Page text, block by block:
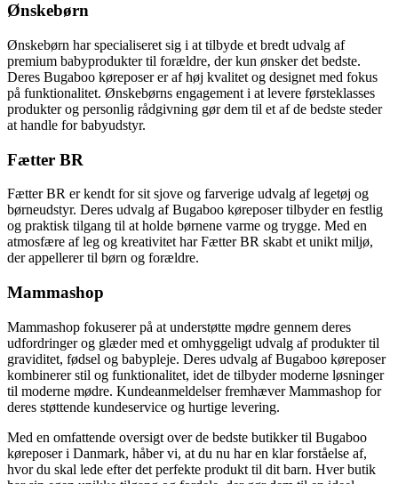
Ønskebørn
Ønskebørn har specialiseret sig i at tilbyde et bredt udvalg af
premium babyprodukter til forældre, der kun ønsker det bedste.
Deres Bugaboo køreposer er af høj kvalitet og designet med fokus
på funktionalitet. Ønskebørns engagement i at levere førsteklasses
produkter og personlig rådgivning gør dem til et af de bedste steder
at handle for babyudstyr.
Fætter BR
Fætter BR er kendt for sit sjove og farverige udvalg af legetøj og
børneudstyr. Deres udvalg af Bugaboo køreposer tilbyder en festlig
og praktisk tilgang til at holde børnene varme og trygge. Med en
atmosfære af leg og kreativitet har Fætter BR skabt et unikt miljø,
der appellerer til børn og forældre.
Mammashop
Mammashop fokuserer på at understøtte mødre gennem deres
udfordringer og glæder med et omhyggeligt udvalg af produkter til
graviditet, fødsel og babypleje. Deres udvalg af Bugaboo køreposer
kombinerer stil og funktionalitet, idet de tilbyder moderne løsninger
til moderne mødre. Kundeanmeldelser fremhæver Mammashop for
deres støttende kundeservice og hurtige levering.
Med en omfattende oversigt over de bedste butikker til Bugaboo
køreposer i Danmark, håber vi, at du nu har en klar forståelse af,
hvor du skal lede efter det perfekte produkt til dit barn. Hver butik